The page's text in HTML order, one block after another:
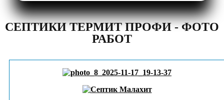
СЕПТИКИ ТЕРМИТ ПРОФИ - ФОТО
РАБОТ